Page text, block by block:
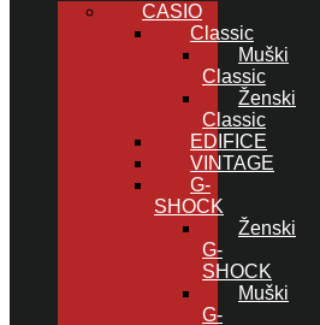
CASIO
Classic
Muški
Classic
Ženski
Classic
EDIFICE
VINTAGE
G-
SHOCK
Ženski
G-
SHOCK
Muški
G-